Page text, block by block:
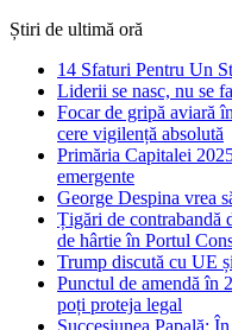
Știri de ultimă oră
14 Sfaturi Pentru Un
Liderii se nasc, nu se
Focar de gripă aviară
cere vigilență absolută
Primăria Capitalei
emergente
George Despina vrea
Țigări de contrabandă
de hârtie în Portul
Trump discută cu UE
Punctul de amendă în
poți proteja legal
Succesiunea Papală: